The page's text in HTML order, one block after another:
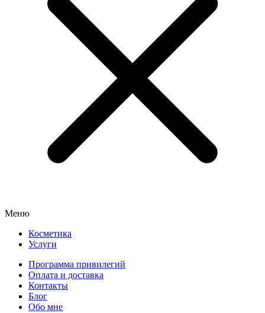
Меню
Косметика
Услуги
Программа привилегий
Оплата и доставка
Контакты
Блог
Обо мне